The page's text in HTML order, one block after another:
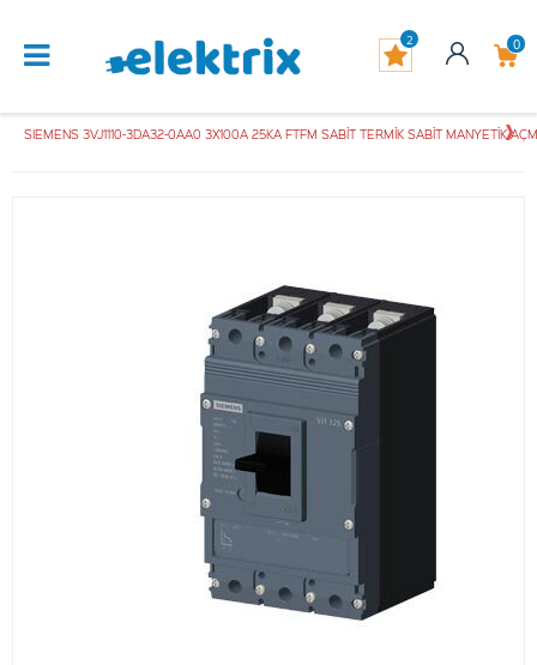
0
2
SIEMENS 3VJ1110-3DA32-0AA0 3X100A 25KA FTFM SABİT TERMİK SABİT MANYETİK